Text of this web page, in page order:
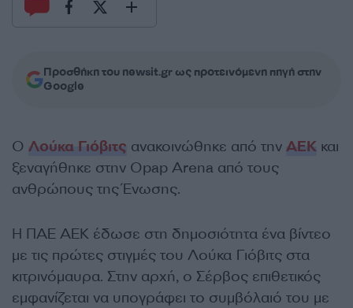
Προσθήκη του newsit.gr ως προτεινόμενη πηγή στην
Google
Ο Λούκα Γιόβιτς ανακοινώθηκε από την ΑΕΚ και
ξεναγήθηκε στην Opap Arena από τους
ανθρώπους της Ένωσης.
Η ΠΑΕ ΑΕΚ έδωσε στη δημοσιότητα ένα βίντεο
με τις πρώτες στιγμές του Λούκα Γιόβιτς στα
κιτρινόμαυρα. Στην αρχή, ο Σέρβος επιθετικός
εμφανίζεται να υπογράφει το συμβόλαιό του με